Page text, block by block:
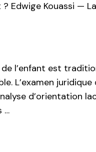
Edwige Kouassi —
l’enfant est
L’examen
d’orientation
…